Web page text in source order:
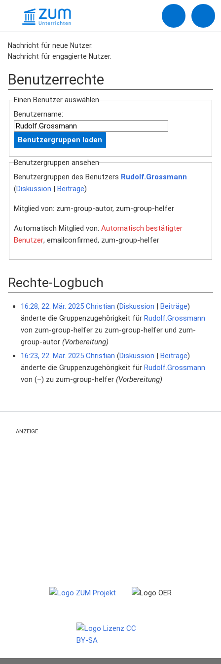
Nachricht für neue Nutzer.
Nachricht für engagierte Nutzer.
Benutzerrechte
Einen Benutzer auswählen
Benutzername:
Benutzergruppen ansehen
Benutzergruppen des Benutzers Rudolf.Grossmann
(Diskussion |Beiträge)
Mitglied von: zum-group-autor, zum-group-helfer
Automatisch Mitglied von:Automatisch bestätigter
Benutzer, emailconfirmed, zum-group-helfer
Rechte-Logbuch
16:28, 22. Mär. 2025 Christian Diskussion
Beiträge
änderte die Gruppenzugehörigkeit für Rudolf.Grossmann
von zum-group-helfer zu zum-group-helfer und zum-
group-autor (Vorbereitung)
16:23, 22. Mär. 2025 Christian Diskussion
Beiträge
änderte die Gruppenzugehörigkeit für Rudolf.Grossmann
von (–) zu zum-group-helfer (Vorbereitung)
ANZEIGE